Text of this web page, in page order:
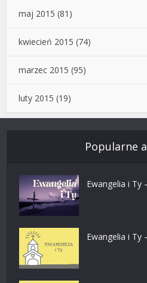
maj 2015 (81)
kwiecień 2015 (74)
marzec 2015 (95)
luty 2015 (19)
Popularne
Ewangelia i Ty
Ewangelia i Ty